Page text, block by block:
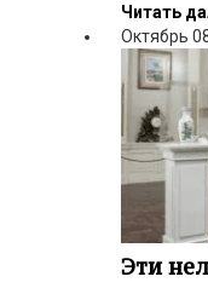
Читать
Октябрь
Эти